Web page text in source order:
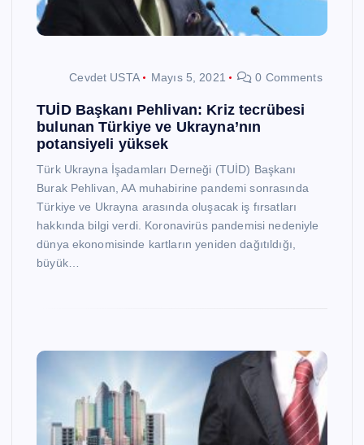
Cevdet USTA Mayıs 5, 2021 0 Comments
TUİD Başkanı Pehlivan: Kriz tecrübesi
bulunan Türkiye ve Ukrayna’nın
potansiyeli yüksek
Türk Ukrayna İşadamları Derneği (TUİD) Başkanı
Burak Pehlivan, AA muhabirine pandemi sonrasında
Türkiye ve Ukrayna arasında oluşacak iş fırsatları
hakkında bilgi verdi. Koronavirüs pandemisi nedeniyle
dünya ekonomisinde kartların yeniden dağıtıldığı,
büyük…